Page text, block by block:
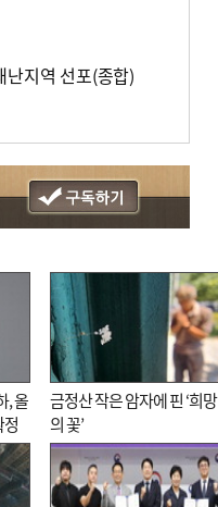
지역 선포(종합)
, 올
정
금정산 작은 암자에 핀 ‘희망
의 꽃’